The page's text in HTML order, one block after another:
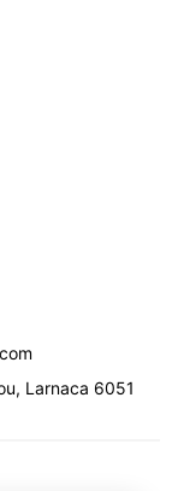
, Larnaca 6051